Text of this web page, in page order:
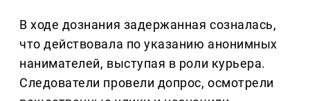
В ходе дознания задержанная созналась,
что действовала по указанию анонимных
нанимателей, выступая в роли курьера.
Следователи провели допрос, осмотрели